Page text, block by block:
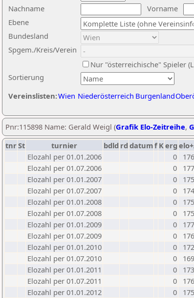
Nachname
Vorname
Ebene
Sortierung
Bundesland
Spgem./Kreis/Verein
Nur "österreichische" Spieler
Vereinslisten:Wien Niederösterreich Burgenland
Pnr:115898 Name: Gerald Weigl (Grafik Elo-Zeitreihe,
tnrSt turnier bdld rd datumf Kerg
Elozahl per 01.01.2006
0
Elozahl per 01.07.2006
0
Elozahl per 01.01.2007
0
Elozahl per 01.07.2007
0
Elozahl per 01.01.2008
0
Elozahl per 01.07.2008
0
Elozahl per 01.01.2009
0
Elozahl per 01.07.2009
0
Elozahl per 01.01.2010
0
Elozahl per 01.07.2010
0
Elozahl per 01.01.2011
0
Elozahl per 01.07.2011
0
Elozahl per 01.01.2012
0